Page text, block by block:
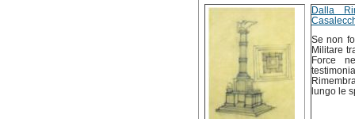
Dalla
Se non
Militare
Force
lungo le